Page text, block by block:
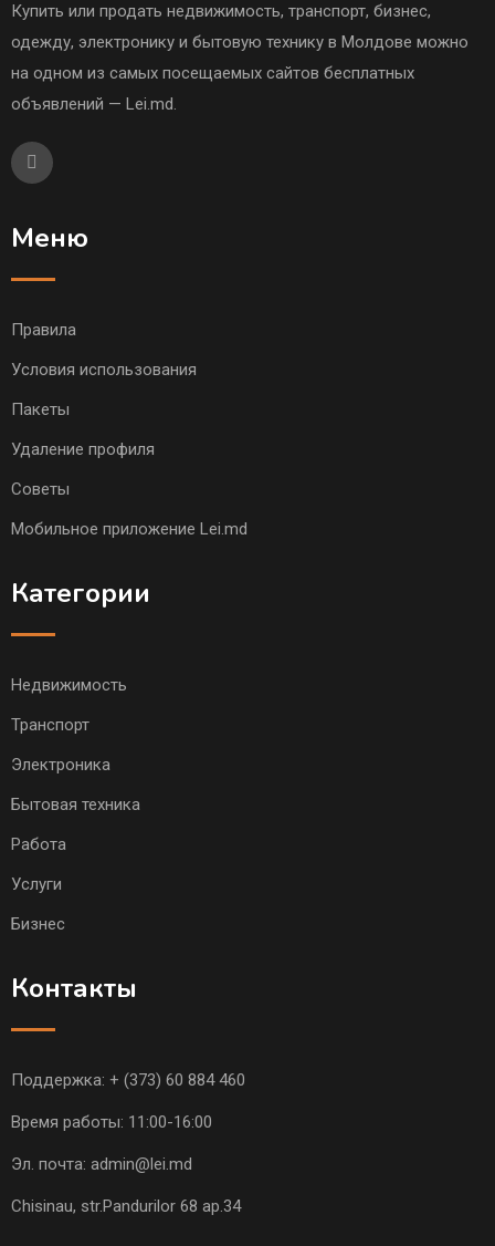
Купить или продать недвижимость, транспорт, бизнес,
одежду, электронику и бытовую технику в Молдове можно
на одном из самых посещаемых сайтов бесплатных
объявлений — Lei.md.
Меню
Правила
Условия использования
Пакеты
Удаление профиля
Советы
Мобильное приложение Lei.md
Категории
Недвижимость
Транспорт
Электроника
Бытовая техника
Работа
Услуги
Бизнес
Контакты
Поддержка: + (373) 60 884 460
Время работы: 11:00-16:00
Эл. почта: admin@lei.md
Chisinau, str.Pandurilor 68 ap.34